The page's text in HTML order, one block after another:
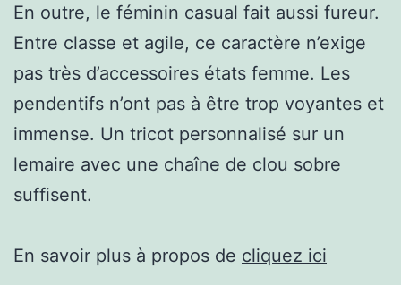
En outre, le féminin casual fait aussi fureur.
Entre classe et agile, ce caractère n’exige
pas très d’accessoires états femme. Les
pendentifs n’ont pas à être trop voyantes et
immense. Un tricot personnalisé sur un
lemaire avec une chaîne de clou sobre
suffisent.
En savoir plus à propos de cliquez ici